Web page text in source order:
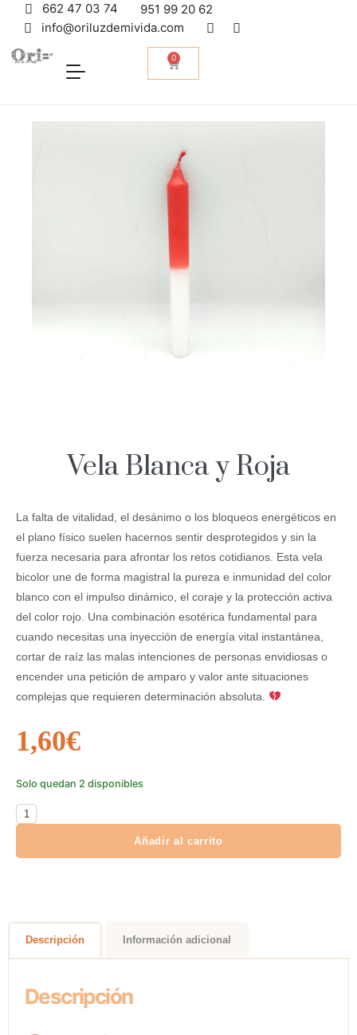
662 47 03 74
951 99 20 62
info@oriluzdemivida.com
0
Vela Blanca y Roja
La falta de vitalidad, el desánimo o los bloqueos energéticos en
el plano físico suelen hacernos sentir desprotegidos y sin la
fuerza necesaria para afrontar los retos cotidianos. Esta vela
bicolor une de forma magistral la pureza e inmunidad del color
blanco con el impulso dinámico, el coraje y la protección activa
del color rojo. Una combinación esotérica fundamental para
cuando necesitas una inyección de energía vital instantánea,
cortar de raíz las malas intenciones de personas envidiosas o
encender una petición de amparo y valor ante situaciones
complejas que requieren determinación absoluta.
1,60€
Solo quedan 2 disponibles
Añadir al carrito
Descripción Información adicional
Descripción